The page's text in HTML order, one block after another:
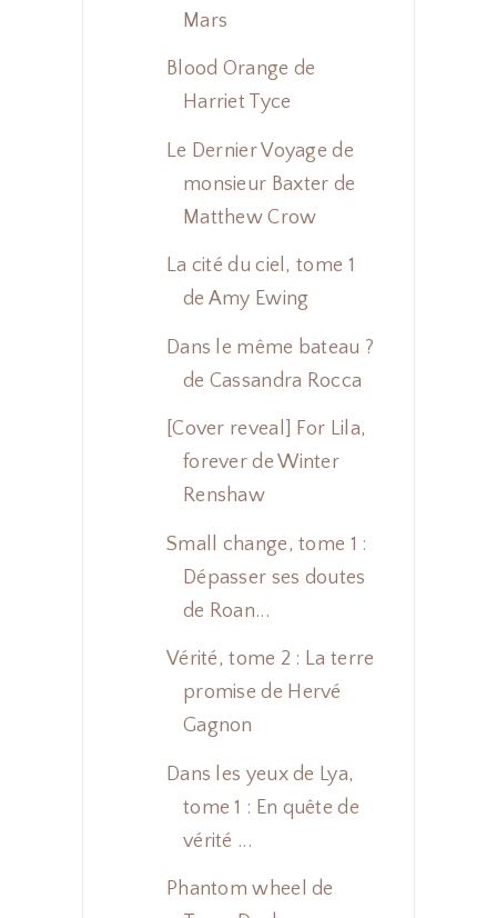
Mars
Blood Orange de
Harriet Tyce
Le Dernier Voyage de
monsieur Baxter de
Matthew Crow
La cité du ciel, tome 1
de Amy Ewing
Dans le même bateau ?
de Cassandra Rocca
[Cover reveal] For Lila,
forever de Winter
Renshaw
Small change, tome 1 :
Dépasser ses doutes
de Roan...
Vérité, tome 2 : La terre
promise de Hervé
Gagnon
Dans les yeux de Lya,
tome 1 : En quête de
vérité ...
Phantom wheel de